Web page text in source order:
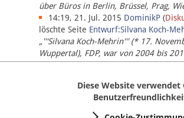
über Büros in Berlin, Brüssel, Prag,
14:19, 21. Jul. 2015 DominikP (
löschte Seite Entwurf:Silvana Koch-
„'''Silvana Koch-Mehrin''' (* 17.
Wuppertal), FDP, war von 2004 bis
Europäischen Parlaments, seit
Diese Website